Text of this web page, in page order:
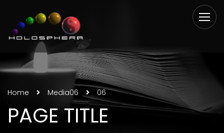
Home Media06 06
PAGE TITLE